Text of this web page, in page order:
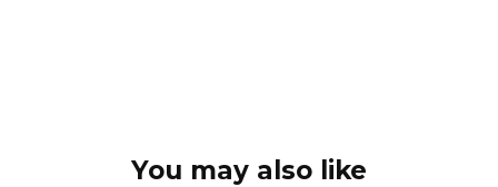
You may also like